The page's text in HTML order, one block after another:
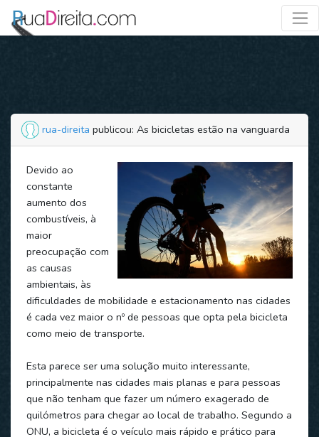
rua-direita publicou: As bicicletas estão na vanguarda
Devido ao
constante
aumento dos
combustíveis, à
maior
preocupação com
as causas
ambientais, às
dificuldades de mobilidade e estacionamento nas cidades
é cada vez maior o nº de pessoas que opta pela bicicleta
como meio de transporte.
Esta parece ser uma solução muito interessante,
principalmente nas cidades mais planas e para pessoas
que não tenham que fazer um número exagerado de
quilómetros para chegar ao local de trabalho. Segundo a
ONU, a bicicleta é o veículo mais rápido e prático para